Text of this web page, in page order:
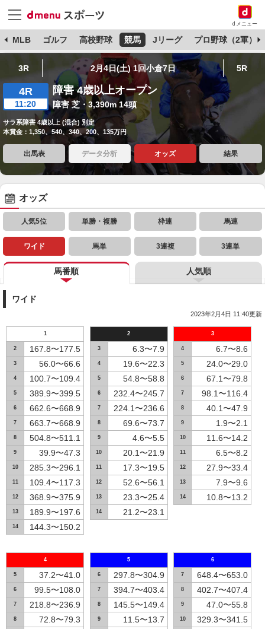
dメニュー
MLB ゴルフ 高校野球 競馬 Jリーグ プロ野球（2軍）
3R 2月4日(土) 1回小倉7日 5R
4R
11:20
障害 4歳以上オープン
障害 芝・3,390m 14頭
サラ系障害 4歳以上 (混合) 別定
本賞金：1,350、540、340、200、135万円
出馬表 データ分析 オッズ 結果
オッズ
人気5位 単勝・複勝 枠連 馬連
ワイド 馬単 3連複 3連単
馬番順 人気順
ワイド
2023年2月4日 11:40更新
1
2 167.8〜177.5
3 56.0〜66.6
4 100.7〜109.4
5 389.9〜399.5
6 662.6〜668.9
7 663.7〜668.9
8 504.8〜511.1
9 39.9〜47.3
10 285.3〜296.1
11 109.4〜117.3
12 368.9〜375.9
13 189.9〜197.6
14 144.3〜150.2
2
3 6.3〜7.9
4 19.6〜22.3
5 54.8〜58.8
6 232.4〜245.7
7 224.1〜236.6
8 69.6〜73.7
9 4.6〜5.5
10 20.1〜21.9
11 17.3〜19.5
12 52.6〜56.1
13 23.3〜25.4
14 21.2〜23.1
3
4 6.7〜8.6
5 24.0〜29.0
6 67.1〜79.8
7 98.1〜116.4
8 40.1〜47.9
9 1.9〜2.1
10 11.6〜14.2
11 6.5〜8.2
12 27.9〜33.4
13 7.9〜9.6
14 10.8〜13.2
4
5 37.2〜41.0
6 99.5〜108.0
7 218.8〜236.9
8 72.8〜79.3
5
6 297.8〜304.9
7 394.7〜403.4
8 145.5〜149.4
9 11.5〜13.7
6
7 648.4〜653.0
8 402.7〜407.4
9 47.0〜55.8
10 329.3〜341.5